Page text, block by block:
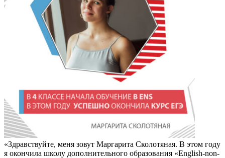
«Здравствуйте, меня зовут Маргарита Сколотяная. В этом году
я окончила школу дополнительного образования «English-non-